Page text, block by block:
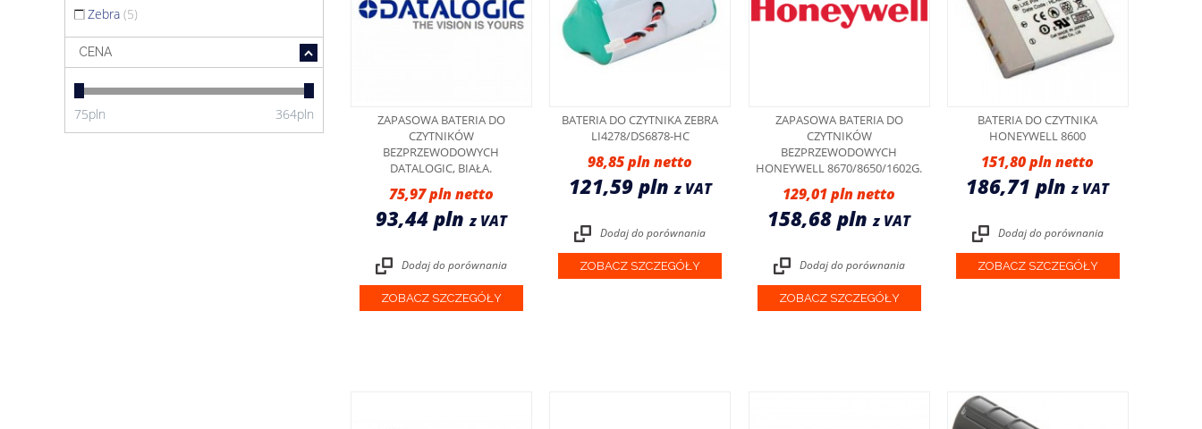
Zebra (5)
CENA
75pln 364pln
ZAPASOWA BATERIA DO
CZYTNIKÓW
BEZPRZEWODOWYCH
DATALOGIC, BIAŁA.
75,97 pln
93,44 plnz VAT
Dodaj do porównania
ZOBACZ SZCZEGÓŁY
BATERIA DO CZYTNIKA ZEBRA
LI4278/DS6878-HC
98,85 pln
121,59 plnz VAT
Dodaj do porównania
ZOBACZ SZCZEGÓŁY
ZAPASOWA BATERIA DO
CZYTNIKÓW
BEZPRZEWODOWYCH
HONEYWELL 8670/8650/1602G.
129,01 pln
158,68 plnz VAT
Dodaj do porównania
ZOBACZ SZCZEGÓŁY
BATERIA DO CZYTNIKA
HONEYWELL 8600
151,80 pln
186,71 plnz VAT
Dodaj do porównania
ZOBACZ SZCZEGÓŁY